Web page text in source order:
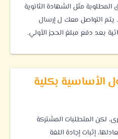
المطلوبة مثل الشهادة الثانوية
يتم التواصل معك ل إرسال
بعد دفع مبلغ الحجز الأولي.
الأساسية بكلية
لكن المتطلبات المشتركة
إثبات إجادة اللغة